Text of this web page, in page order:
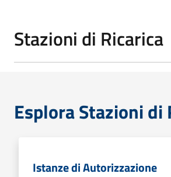
Stazioni di Ricarica
Esplora Stazioni di
Istanze di Autorizzazione